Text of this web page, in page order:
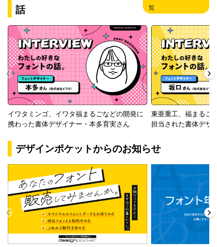
話
覧
イワタミンゴ、イワタ福まるごなどの開発に
携わった書体デザイナー・本多育実さん
東亜重工、福まるご
担当された書体デザ
デザインポケットからのお知らせ